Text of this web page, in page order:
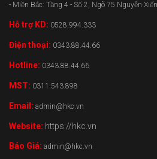
- Miền Bắc: Tầng 4 - Số 2, Ngõ 75 Nguyễn
Hỗ trợ KD: 0528.994.333
Điện thoại: 0343.88.44.66
Hotline: 0343.88.44.66
MST: 0311.543.898
Email: admin@hkc.vn
Website: https://hkc.vn
Báo Giá: admin@hkc.vn